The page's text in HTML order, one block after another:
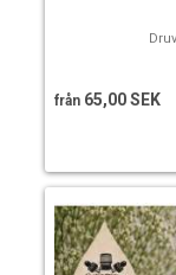
från 65,00 SEK